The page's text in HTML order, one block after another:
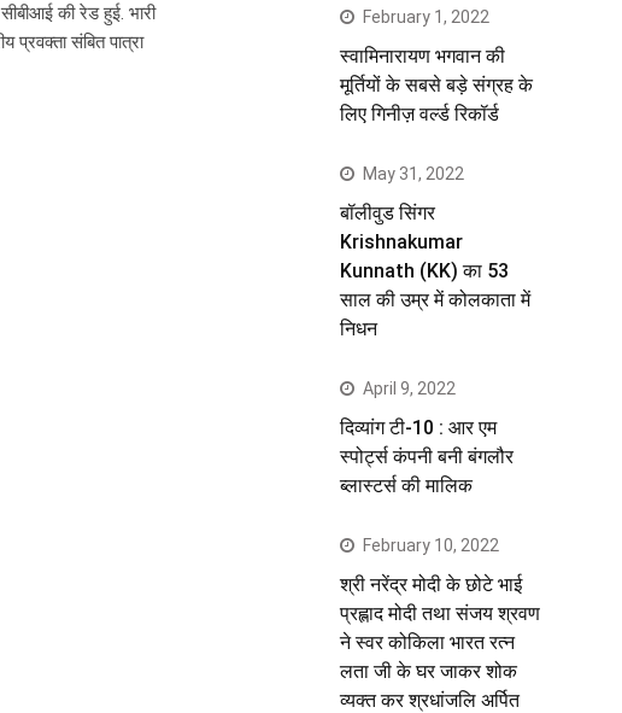
की रेड हुई. भारी
प्रवक्ता संबित पात्रा
February 1, 2022
स्वामिनारायण भगवान की
मूर्तियों के सबसे बड़े संग्रह के
लिए गिनीज़ वर्ल्ड रिकॉर्ड
May 31, 2022
बॉलीवुड सिंगर
Krishnakumar
Kunnath (KK) का 53
साल की उम्र में कोलकाता में
निधन
April 9, 2022
दिव्यांग टी-10 : आर एम
स्पोर्ट्स कंपनी बनी बंगलौर
ब्लास्टर्स की मालिक
February 10, 2022
श्री नरेंद्र मोदी के छोटे भाई
प्रह्लाद मोदी तथा संजय श्रवण
ने स्वर कोकिला भारत रत्न
लता जी के घर जाकर शोक
व्यक्त कर श्रधांजलि अर्पित